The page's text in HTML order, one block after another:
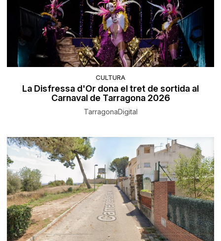
CULTURA
La Disfressa d'Or dona el tret de sortida al
Carnaval de Tarragona 2026
TarragonaDigital